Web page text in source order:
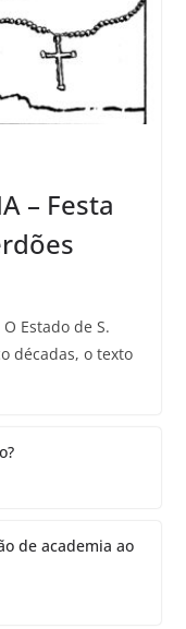
– Festa
Estado de S.
décadas, o texto
de academia ao